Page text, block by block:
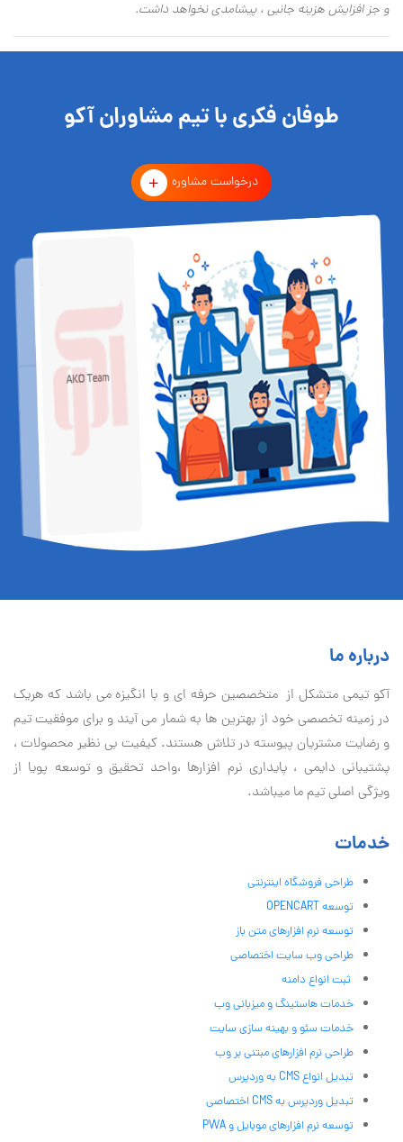
و جز افزایش هزینه جانبی ، پیشامدی نخواهد داشت.
طوفان فکری با تیم مشاوران آکو
درخواست مشاوره
درباره ما
آكو تيمی متشکل از متخصصین حرفه ای و با انگیزه می باشد که هریک
در زمینه تخصصی خود از بهترین ها به شمار می آیند و برای موفقیت تيم
و رضایت مشتریان پیوسته در تلاش هستند. کیفیت بی نظير محصولات ،
پشتیبانی دايمی ، پایداری نرم افزارها ،واحد تحقیق و توسعه پویا از
ویژگی اصلی تیم ما میباشد.
خدمات
طراحی فروشگاه اینترنتی
توسعه OPENCART
توسعه نرم افزارهای متن باز
طراحی وب سایت اختصاصی
ثبت انواع دامنه
خدمات هاستینگ و میزبانی وب
خدمات سئو و بهینه سازی سایت
طراحی نرم افزارهای مبتنی بر وب
تبدیل انواع CMS به وردپرس
تبدیل وردپرس به CMS اختصاصی
توسعه نرم افزارهای موبایل و PWA